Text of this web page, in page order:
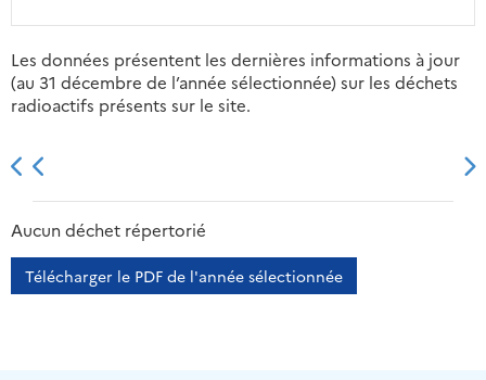
Les données présentent les dernières informations à jour
(au 31 décembre de l’année sélectionnée) sur les déchets
radioactifs présents sur le site.
2013 2014
Aucun déchet répertorié
Télécharger le PDF de l'année sélectionnée